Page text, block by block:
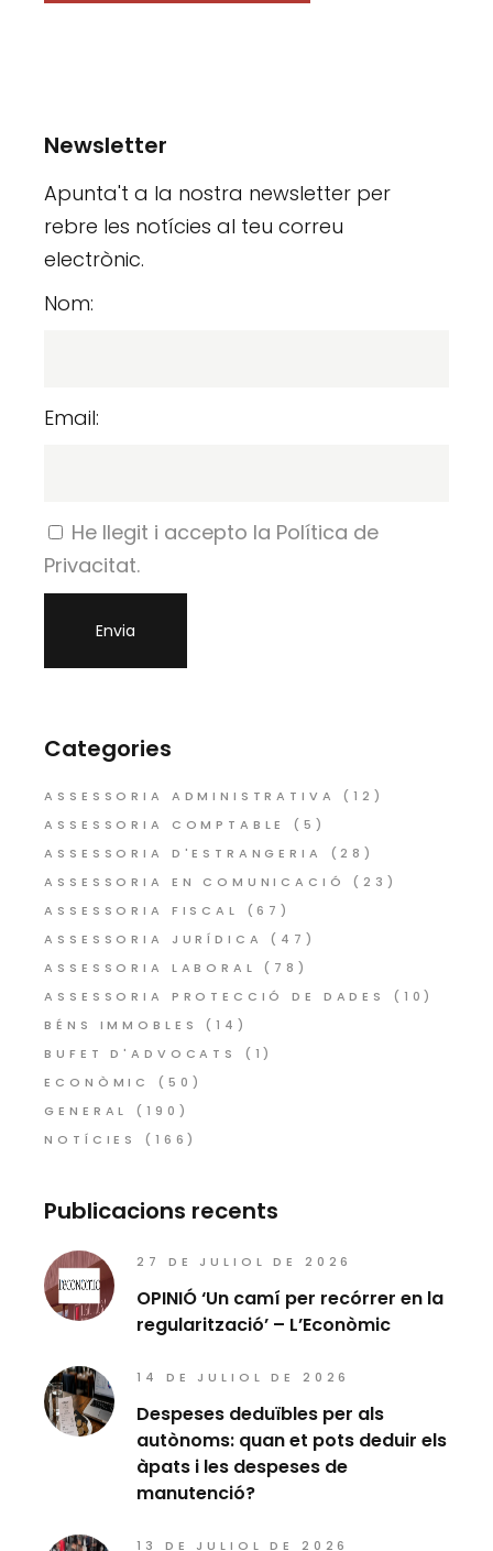
Newsletter
Apunta't a la nostra newsletter per
rebre les notícies al teu correu
electrònic.
Nom:
Email:
He llegit i accepto la Política de
Privacitat.
Categories
ASSESSORIA ADMINISTRATIVA
(12)
ASSESSORIA COMPTABLE
(5)
ASSESSORIA D'ESTRANGERIA
(28)
ASSESSORIA EN COMUNICACIÓ
(23)
ASSESSORIA FISCAL
(67)
ASSESSORIA JURÍDICA
(47)
ASSESSORIA LABORAL
(78)
ASSESSORIA PROTECCIÓ DE DADES
(10)
BÉNS IMMOBLES
(14)
BUFET D'ADVOCATS
(1)
ECONÒMIC
(50)
GENERAL
(190)
NOTÍCIES
(166)
Publicacions recents
27 DE JULIOL DE 2026
OPINIÓ ‘Un camí per recórrer en la
regularització’ – L’Econòmic
14 DE JULIOL DE 2026
Despeses deduïbles per als
autònoms: quan et pots deduir els
àpats i les despeses de
manutenció?
13 DE JULIOL DE 2026